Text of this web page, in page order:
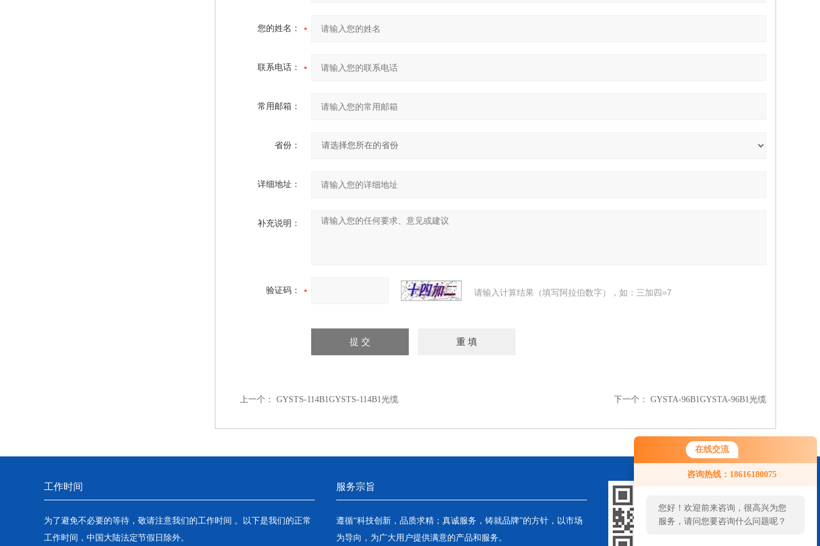
在线交流
咨询热线：18616180075
您好！欢迎前来咨询，很高兴为您
服务，请问您要咨询什么问题呢？
您的姓名：
联系电话：
常用邮箱：
省份：
详细地址：
补充说明：
验证码： 请输入计算结果（填写阿拉伯数字），如：三加四=7
上一个： GYSTS-114B1GYSTS-114B1光缆 下一个： GYSTA-96B1GYSTA-96B1光缆
工作时间
为了避免不必要的等待，敬请注意我们的工作时间 。以下是我们的正常
工作时间，中国大陆法定节假日除外。
服务宗旨
遵循“科技创新，品质求精；真诚服务，铸就品牌”的方针，以市场
为导向，为广大用户提供满意的产品和服务。